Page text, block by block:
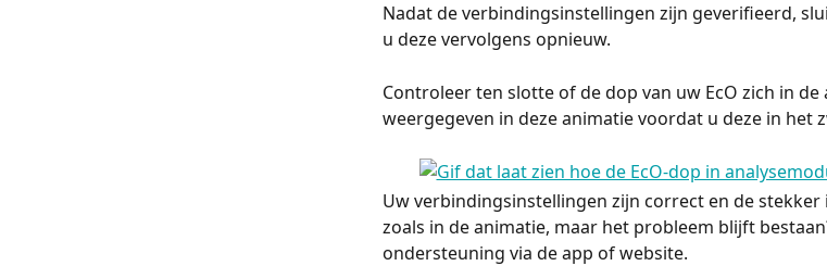
Nadat de verbindingsinstellingen zijn geverifieerd,
u deze vervolgens opnieuw.
Controleer ten slotte of de dop van uw EcO zich in
weergegeven in deze animatie voordat u deze in het
Uw verbindingsinstellingen zijn correct en de
zoals in de animatie, maar het probleem blijft
ondersteuning via de app of website.